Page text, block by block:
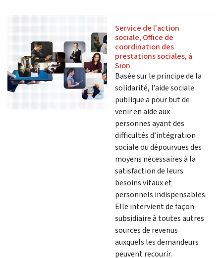
Service de l'action
sociale, Office de
coordination des
prestations sociales, à
Sion
Basée sur le principe de la
solidarité, l’aide sociale
publique a pour but de
venir en aide aux
personnes ayant des
difficultés d’intégration
sociale ou dépourvues des
moyens nécessaires à la
satisfaction de leurs
besoins vitaux et
personnels indispensables.
Elle intervient de façon
subsidiaire à toutes autres
sources de revenus
auxquels les demandeurs
peuvent recourir.